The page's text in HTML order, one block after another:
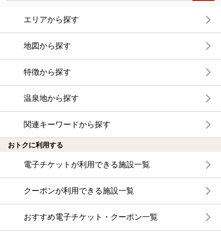
エリアから探す
地図から探す
特徴から探す
温泉地から探す
関連キーワードから探す
おトクに利用する
電子チケットが利用できる施設一覧
クーポンが利用できる施設一覧
おすすめ電子チケット・クーポン一覧